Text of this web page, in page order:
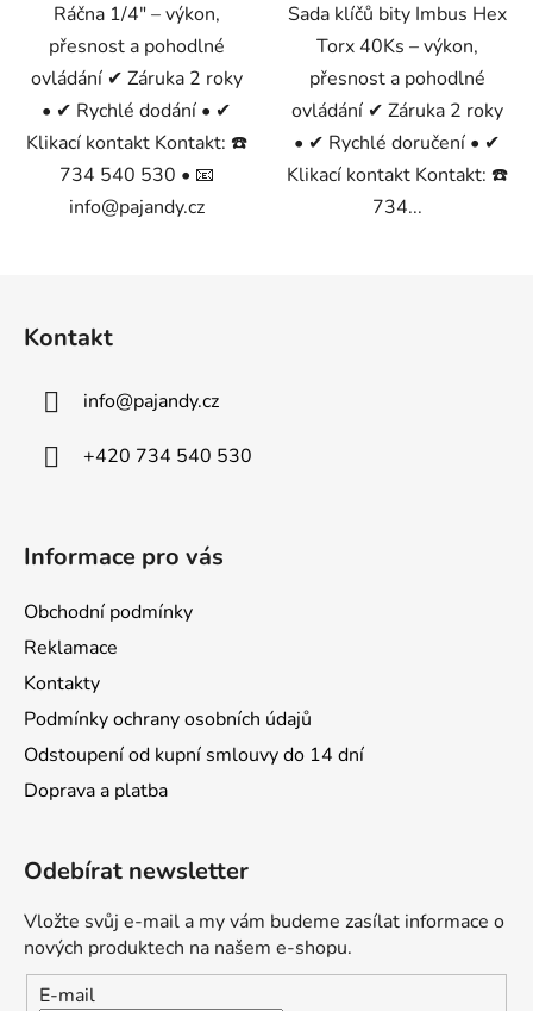
Ráčna 1/4" – výkon,
přesnost a pohodlné
ovládání ✔ Záruka 2 roky
• ✔ Rychlé dodání • ✔
Klikací kontakt Kontakt: ☎️
734 540 530 • 📧
info@pajandy.cz
Sada klíčů bity Imbus Hex
Torx 40Ks – výkon,
přesnost a pohodlné
ovládání ✔ Záruka 2 roky
• ✔ Rychlé doručení • ✔
Klikací kontakt Kontakt: ☎️
734...
Kontakt
info@pajandy.cz
+420 734 540 530
Informace pro vás
Obchodní podmínky
Reklamace
Kontakty
Podmínky ochrany osobních údajů
Odstoupení od kupní smlouvy do 14 dní
Doprava a platba
Odebírat newsletter
Vložte svůj e-mail a my vám budeme zasílat informace o
nových produktech na našem e-shopu.
E-mail